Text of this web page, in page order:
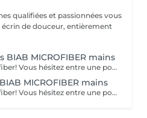
qualifiées et passionnées vous
de douceur, entièrement
MICROFIBER mains
Nouvelle technologie, Microfiber! Vous hésitez entre une pose de vernis permanent et la manucure gel ? Vos ongles sont cassants, mous, rongés et fragilisés par les poses du gel ou du semi-permanent ? Vous ne parvenez pas à garder une jolie longueur ? Contrairement au gel semi-permanent, le BIAB est dépourvu d'actifs chimiques susceptibles d'abîmer les ongles et est certifié vegan et cruelty-free. Découvrez votre nouvelle manucure chouchou: Le BIAB. Un traitement sain et efficace pour renforcer vos ongles et leur offrir une nouvelle santé! Enrichi en fibres synthétiques pour la résistance et la flexibilité, en vitamine E et calcium pour les soigner, le BIAB vous apporte une très bonne adhérence même sur les ongles difficiles. Grâce à sa couche de base extra forte et durable, le BIAB vous apportera une tenue de 3 à 4 semaines.
MICROFIBER mains
Nouvelle technologie, Microfiber! Vous hésitez entre une pose de vernis permanent et la manucure gel ? Vos ongles sont cassants, mous, rongés et fragilisés par les poses du gel ou du semi-permanent ? Vous ne parvenez pas à garder une jolie longueur ? Contrairement au gel semi-permanent, le BIAB est dépourvu d'actifs chimiques susceptibles d'abîmer les ongles et est certifié vegan et cruelty-free. Découvrez votre nouvelle manucure chouchou: Le BIAB. Un traitement sain et efficace pour renforcer vos ongles et leur offrir une nouvelle santé! Enrichi en fibres synthétiques pour la résistance et la flexibilité, en vitamine E et calcium pour les soigner, le BIAB vous apporte une très bonne adhérence même sur les ongles difficiles. Grâce à sa couche de base extra forte et durable, le BIAB vous apportera une tenue de 3 à 4 semaines.